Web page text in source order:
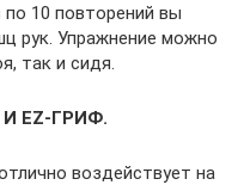
10 повторений вы
рук. Упражнение можно
так и сидя.
EZ-ГРИФ.
воздействует на